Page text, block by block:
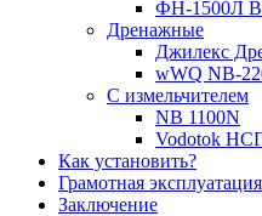
ФН-1500Л
Дренажные
Джилекс
wWQ NB-
С измельчителем
NB 1100N
Vodotok
Как установить?
Грамотная
Заключение